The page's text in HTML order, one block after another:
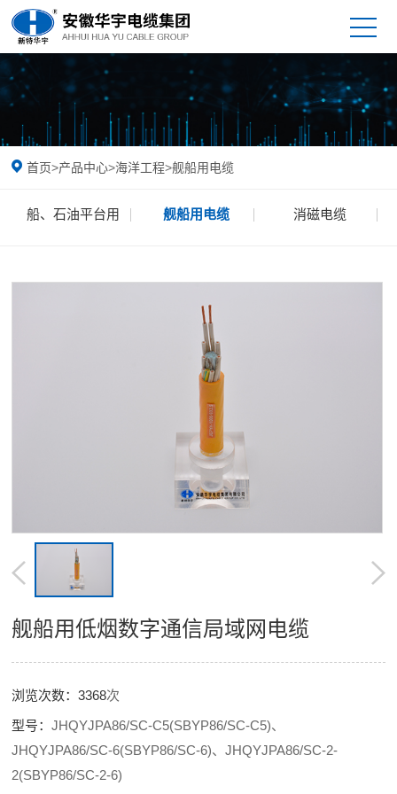
首页>产品中心>海洋工程>舰船用电缆
船、石油平台用 舰船用电缆 消磁电缆
舰船用低烟数字通信局域网电缆
浏览次数：3368次
型号：JHQYJPA86/SC-C5(SBYP86/SC-C5)、
JHQYJPA86/SC-6(SBYP86/SC-6)、JHQYJPA86/SC-2-
2(SBYP86/SC-2-6)